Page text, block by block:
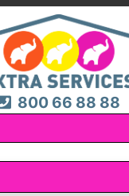
800 66 88 88